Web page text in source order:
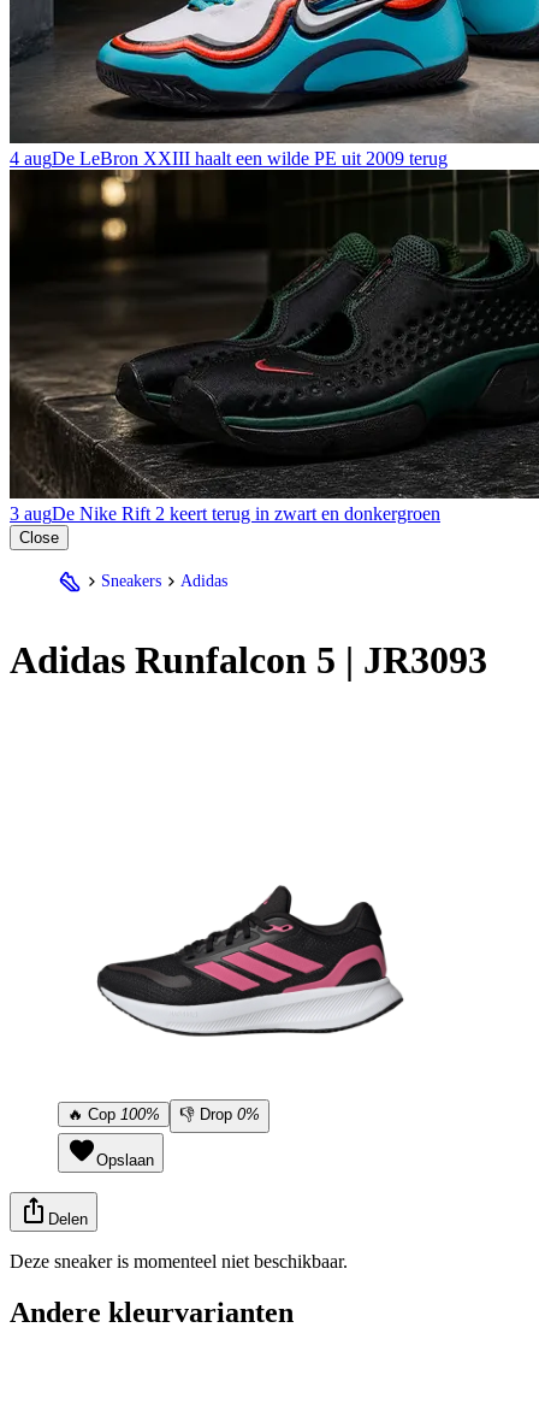
4 augDe LeBron XXIII haalt een wilde PE uit 2009 terug
3 augDe Nike Rift 2 keert terug in zwart en donkergroen
Close
Sneakers Adidas
Adidas Runfalcon 5 | JR3093
🔥 Cop 100% 👎 Drop 0%
Opslaan
Delen
Deze sneaker is momenteel niet beschikbaar.
Andere kleurvarianten